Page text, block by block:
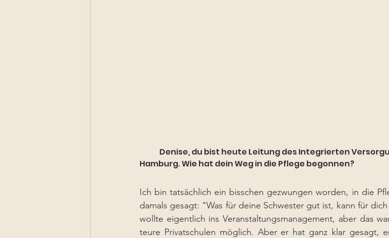
Hamburg. Wie hat dein Weg in die Pflege begonnen?
Ich bin tatsächlich ein bisschen gezwungen worden, in die
damals gesagt: "Was für deine Schwester gut ist, kann für
wollte eigentlich ins Veranstaltungsmanagement, aber das
teure Privatschulen möglich. Aber er hat ganz klar gesagt,